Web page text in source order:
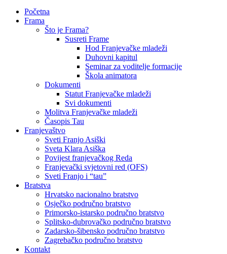
Početna
Frama
Što je Frama?
Susreti Frame
Hod Franjevačke mladeži
Duhovni kapitul
Seminar za voditelje formacije
Škola animatora
Dokumenti
Statut Franjevačke mladeži
Svi dokumenti
Molitva Franjevačke mladeži
Časopis Tau
Franjevaštvo
Sveti Franjo Asiški
Sveta Klara Asiška
Povijest franjevačkog Reda
Franjevački svjetovni red (OFS)
Sveti Franjo i “tau”
Bratstva
Hrvatsko nacionalno bratstvo
Osječko područno bratstvo
Primorsko-istarsko područno bratstvo
Splitsko-dubrovačko područno bratstvo
Zadarsko-šibensko područno bratstvo
Zagrebačko područno bratstvo
Kontakt